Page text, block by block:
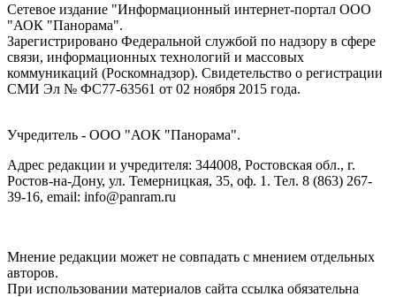
Сетевое издание "Информационный интернет-портал ООО
"АОК "Панорама".
Зарегистрировано Федеральной службой по надзору в сфере
связи, информационных технологий и массовых
коммуникаций (Роскомнадзор). Cвидетельство о регистрации
СМИ Эл № ФС77-63561 от 02 ноября 2015 года.
Учредитель - ООО "АОК "Панорама".
Адрес редакции и учредителя: 344008, Ростовская обл., г.
Ростов-на-Дону, ул. Темерницкая, 35, оф. 1. Тел. 8 (863) 267-
39-16, email: info@panram.ru
Мнение редакции может не совпадать с мнением отдельных
авторов.
При использовании материалов сайта ссылка обязательна